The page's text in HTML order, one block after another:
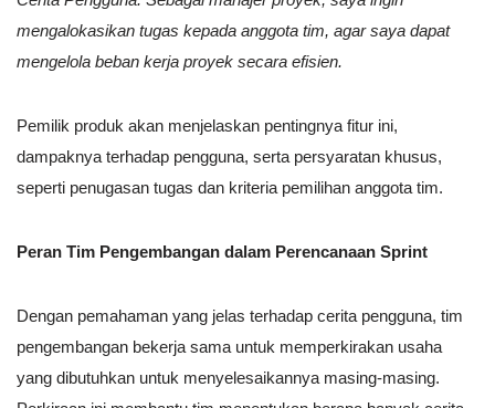
mengalokasikan tugas kepada anggota tim, agar saya dapat
mengelola beban kerja proyek secara efisien.
Pemilik produk akan menjelaskan pentingnya fitur ini,
dampaknya terhadap pengguna, serta persyaratan khusus,
seperti penugasan tugas dan kriteria pemilihan anggota tim.
Peran Tim Pengembangan dalam Perencanaan Sprint
Dengan pemahaman yang jelas terhadap cerita pengguna, tim
pengembangan bekerja sama untuk memperkirakan usaha
yang dibutuhkan untuk menyelesaikannya masing-masing.